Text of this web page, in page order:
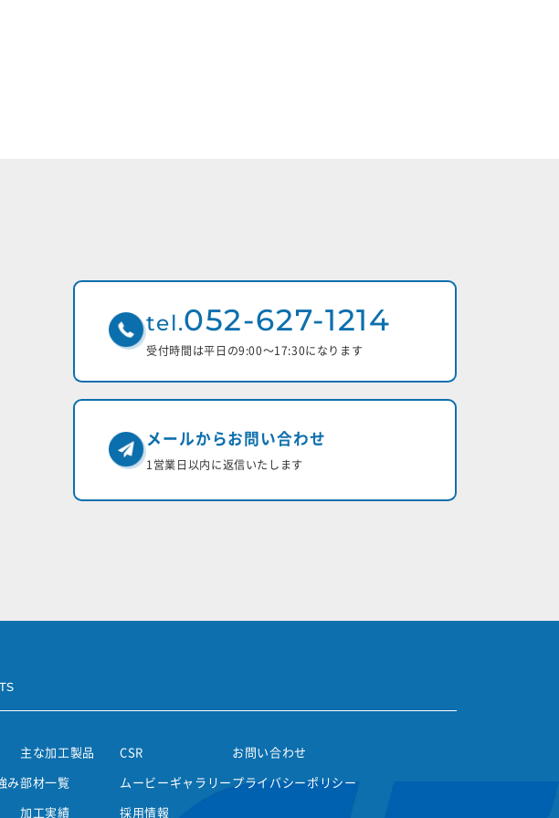
tel.052-627-1214
受付時間は平日の9:00〜17:30になります
メールからお問い合わせ
1営業日以内に返信いたします
み
主な加工製品
部材一覧
加工実績
CSR
ムービーギャラリー
採用情報
お問い合わせ
プライバシーポリシー